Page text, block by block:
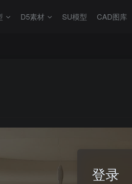
D5素材 SU模型 CAD图库
登录